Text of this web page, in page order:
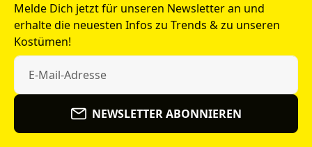
Melde Dich jetzt für unseren Newsletter an und
erhalte die neuesten Infos zu Trends & zu unseren
Kostümen!
NEWSLETTER ABONNIEREN